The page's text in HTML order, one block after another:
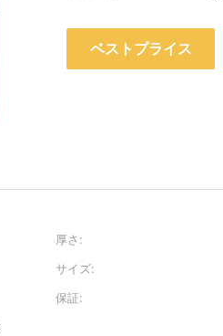
ベストプライス
厚さ:
サイズ:
保証: